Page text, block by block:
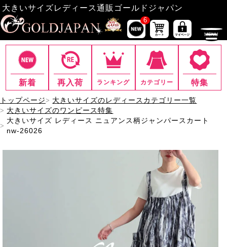
大きいサイズレディース通販ゴールドジャパン
6
新着 再入荷 ランキング カテゴリー 特集
トップページ
大きいサイズのレディースカテゴリー一覧
大きいサイズのワンピース特集
大きいサイズ レディース ニュアンス柄ジャンパースカート
nw-26026